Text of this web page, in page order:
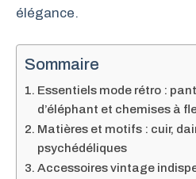
élégance.
Sommaire
Essentiels mode rétro :
d’éléphant et chemises à
Matières et motifs : cuir,
psychédéliques
Accessoires vintage